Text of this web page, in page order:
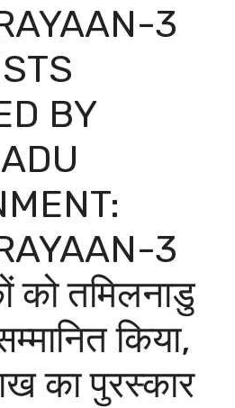
3
BY
3
को तमिलनाडु
किया,
का पुरस्कार